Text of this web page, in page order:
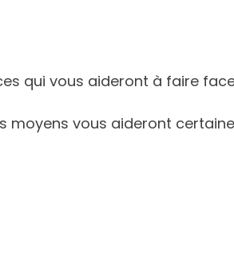
qui vous aideront à faire
moyens vous aideront